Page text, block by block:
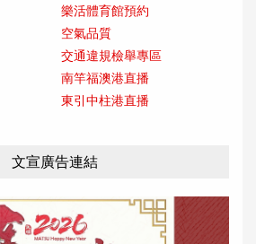
樂活體育館預約
空氣品質
交通違規檢舉專區
南竿福澳港直播
東引中柱港直播
文宣廣告連結